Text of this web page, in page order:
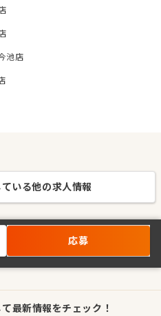
池店
いる他の求人情報
応募
最新情報をチェック！